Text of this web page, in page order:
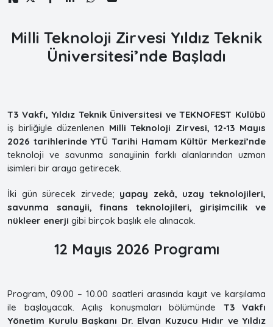
Milli Teknoloji Zirvesi Yıldız Teknik
Üniversitesi’nde Başladı
T3 Vakfı, Yıldız Teknik Üniversitesi ve TEKNOFEST Kulübü
iş birliğiyle düzenlenen Milli Teknoloji Zirvesi, 12-13 Mayıs
2026 tarihlerinde YTÜ Tarihi Hamam Kültür Merkezi’nde
teknoloji ve savunma sanayiinin farklı alanlarından uzman
isimleri bir araya getirecek.
İki gün sürecek zirvede; yapay zekâ, uzay teknolojileri,
savunma sanayii, finans teknolojileri, girişimcilik ve
nükleer enerji gibi birçok başlık ele alınacak.
12 Mayıs 2026 Programı
Program, 09.00 – 10.00 saatleri arasında kayıt ve karşılama
ile başlayacak. Açılış konuşmaları bölümünde T3 Vakfı
Yönetim Kurulu Başkanı Dr. Elvan Kuzucu Hıdır ve Yıldız